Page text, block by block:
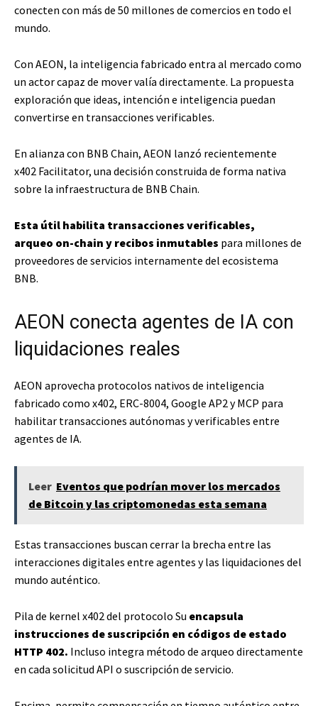
conecten con más de 50 millones de comercios en todo el
mundo.
Con AEON, la inteligencia fabricado entra al mercado como
un actor capaz de mover valía directamente. La propuesta
exploración que ideas, intención e inteligencia puedan
convertirse en transacciones verificables.
En alianza con BNB Chain, AEON lanzó recientemente
x402 Facilitator, una decisión construida de forma nativa
sobre la infraestructura de BNB Chain.
Esta útil habilita transacciones verificables,
arqueo on-chain y recibos inmutables para millones de
proveedores de servicios internamente del ecosistema
BNB.
AEON conecta agentes de IA con
liquidaciones reales
AEON aprovecha protocolos nativos de inteligencia
fabricado como x402, ERC-8004, Google AP2 y MCP para
habilitar transacciones autónomas y verificables entre
agentes de IA.
Leer Eventos que podrían mover los mercados
de Bitcoin y las criptomonedas esta semana
Estas transacciones buscan cerrar la brecha entre las
interacciones digitales entre agentes y las liquidaciones del
mundo auténtico.
Pila de kernel x402 del protocolo Su encapsula
instrucciones de suscripción en códigos de estado
HTTP 402. Incluso integra método de arqueo directamente
en cada solicitud API o suscripción de servicio.